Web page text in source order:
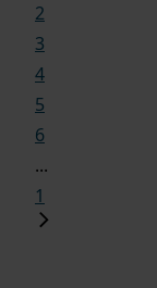
2
3
4
5
6
...
1